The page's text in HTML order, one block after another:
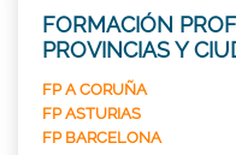
FORMACIÓN
PROVINCIAS Y
FP A CORUÑA
FP ASTURIAS
FP BARCELONA